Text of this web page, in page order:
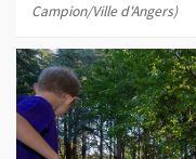
Campion/Ville d'Angers)